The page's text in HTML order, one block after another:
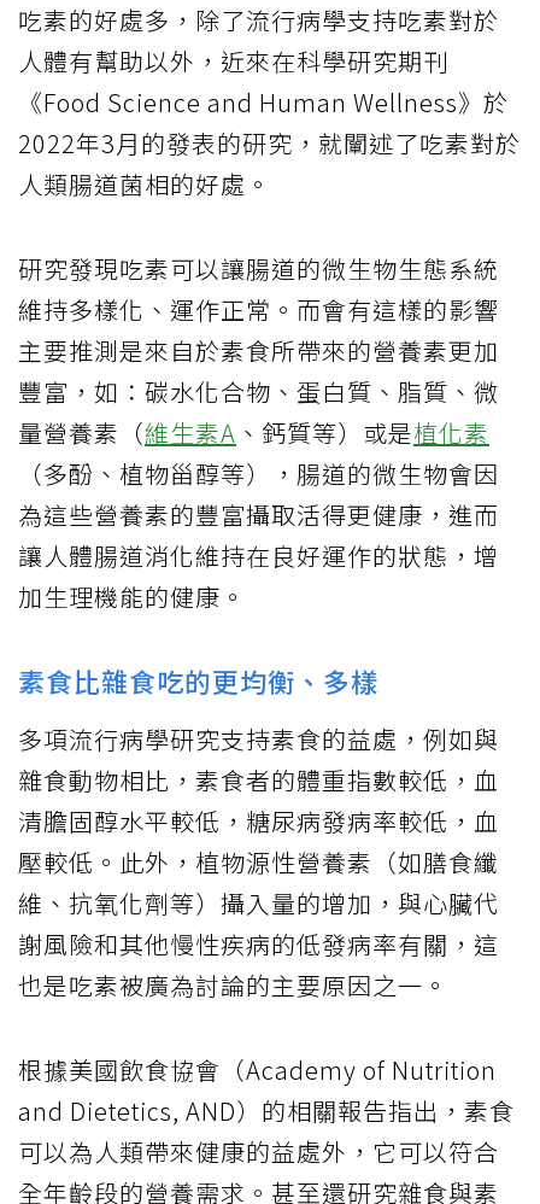
吃素的好處多，除了流行病學支持吃素對於
人體有幫助以外，近來在科學研究期刊
《Food Science and Human Wellness》於
2022年3月的發表的研究，就闡述了吃素對於
人類腸道菌相的好處。
研究發現吃素可以讓腸道的微生物生態系統
維持多樣化、運作正常。而會有這樣的影響
主要推測是來自於素食所帶來的營養素更加
豐富，如：碳水化合物、蛋白質、脂質、微
量營養素（維生素A 、鈣質等）或是植化素
（多酚、植物甾醇等），腸道的微生物會因
為這些營養素的豐富攝取活得更健康，進而
讓人體腸道消化維持在良好運作的狀態，增
加生理機能的健康。
素食比雜食吃的更均衡、多樣
多項流行病學研究支持素食的益處，例如與
雜食動物相比，素食者的體重指數較低，血
清膽固醇水平較低，糖尿病發病率較低，血
壓較低。此外，植物源性營養素（如膳食纖
維、抗氧化劑等）攝入量的增加，與心臟代
謝風險和其他慢性疾病的低發病率有關，這
也是吃素被廣為討論的主要原因之一。
根據美國飲食協會（Academy of Nutrition
and Dietetics, AND）的相關報告指出，素食
可以為人類帶來健康的益處外，它可以符合
全年齡段的營養需求。甚至還研究雜食與素